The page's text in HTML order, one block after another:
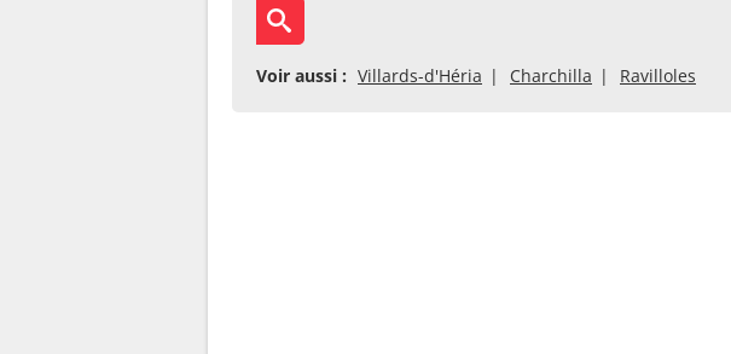
Voir aussi : Villards-d'Héria Charchilla Ravilloles